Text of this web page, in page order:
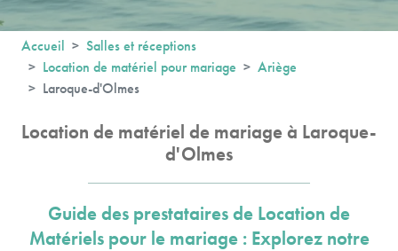
Accueil
Salles et réceptions
Location de matériel pour mariage
Ariège
Laroque-d'Olmes
Location de matériel de mariage à Laroque-
d'Olmes
Guide des prestataires de Location de
Matériels pour le mariage : Explorez notre